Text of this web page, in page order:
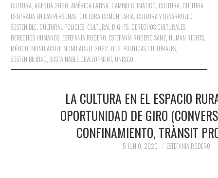
CULTURA ,AGENDA 2030 ,AMÉRICA LATINA CAMBIO CLIMÁTICO CULTURA CULTURA
CENTRADA EN LAS PERSONAS CULTURA COMUNITARIA CULTURA Y DESARROLLO
SOSTENIBLE CULTURAL POLICIES CULTURAL RIGHTS DERECHOS CULTURALES
DERECHOS HUMANOS ESTEFANÍA RODERO ESTEFANÍA RODERO SANZ HUMAN RIGHTS
MÉXICO MONDIACULT, MONDIACULT 2022 ODS POLÍTICAS CULTURALES
SOSTENIBILIDAD ,SUSTAINABLE DEVELOPMENT, UNESCO
LA CULTURA EN EL ESPACIO
OPORTUNIDAD DE GIRO
CONFINAMIENTO, TRÀNSIT
5 JUNIO, 2020 ESTEFANÍA RODERO